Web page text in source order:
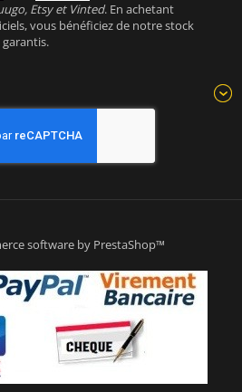
Etsy et Vinted. En achetant
vous bénéficiez de notre stock
software by PrestaShop™